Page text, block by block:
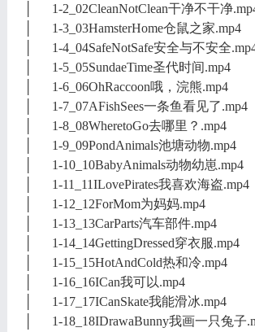
│ 1-2_02CleanNotClean干净不干净
│ 1-3_03HamsterHome仓鼠之家.mp4
│ 1-4_04SafeNotSafe安全与不安全
│ 1-5_05SundaeTime圣代时间.mp4
│ 1-6_06OhRaccoon哦，浣熊.mp4
│ 1-7_07AFishSees一条鱼看见了.mp4
│ 1-8_08WheretoGo去哪里？.mp4
│ 1-9_09PondAnimals池塘动物.mp4
│ 1-10_10BabyAnimals动物幼崽.mp4
│ 1-11_11ILovePirates我喜欢海盗.mp4
│ 1-12_12ForMom为妈妈.mp4
│ 1-13_13CarParts汽车部件.mp4
│ 1-14_14GettingDressed穿衣服.mp4
│ 1-15_15HotAndCold热和冷.mp4
│ 1-16_16ICan我可以.mp4
│ 1-17_17ICanSkate我能滑冰.mp4
│ 1-18_18IDrawaBunny我画一只兔子